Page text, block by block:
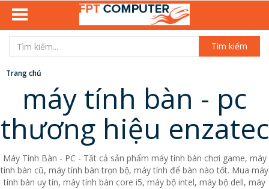
Tìm kiếm
Trang chủ
máy tính bàn - pc
thương hiệu enzatec
Máy Tính Bàn - PC - Tất cả sản phẩm máy tính bàn chơi game, máy
tính bàn cũ, máy tính bàn trọn bộ, máy tính để bàn nào tốt. Mua máy
tính bàn uy tín, máy tính bàn core i5, máy bộ intel, máy bộ dell, máy